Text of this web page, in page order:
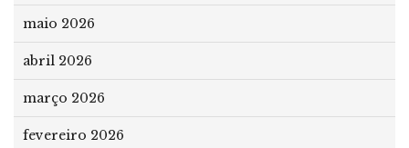
maio 2026
abril 2026
março 2026
fevereiro 2026